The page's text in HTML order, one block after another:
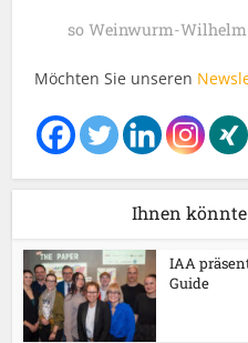
so Weinwurm-
Möchten Sie unseren
Ihnen
IAA
Guide